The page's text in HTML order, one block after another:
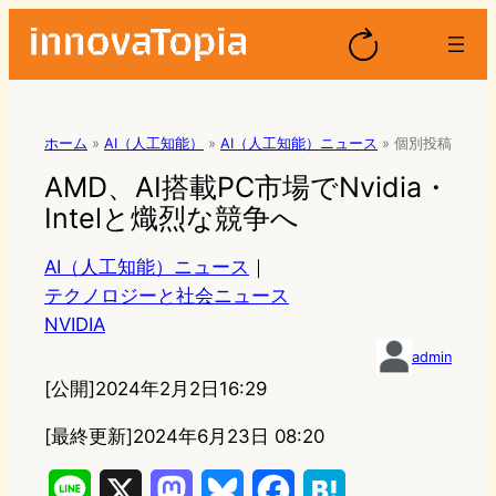
ホーム » AI（人工知能） » AI（人工知能）ニュース » 個別投稿
AMD、AI搭載PC市場でNvidia・
Intelと熾烈な競争へ
AI（人工知能）ニュース ｜
テクノロジーと社会ニュース
NVIDIA
admin
[公開]2024年2月2日16:29
[最終更新]2024年6月23日 08:20